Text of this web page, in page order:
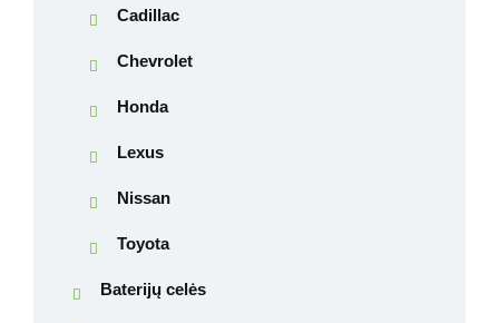
Cadillac
Chevrolet
Honda
Lexus
Nissan
Toyota
Baterijų celės